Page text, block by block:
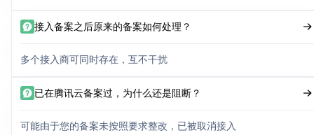
接入备案之后原来的备案如何处理？
多个接入商可同时存在，互不干扰
已在腾讯云备案过，为什么还是阻断？
可能由于您的备案未按照要求整改，已被取消接入